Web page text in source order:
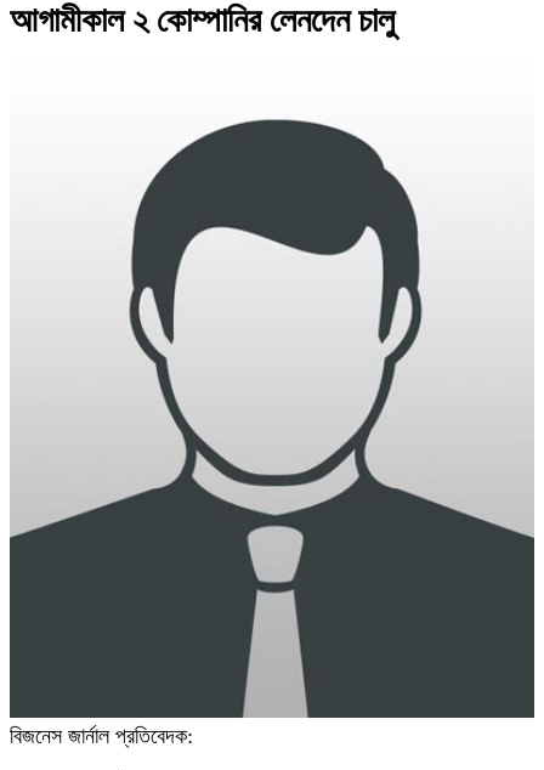
আগামীকাল ২ কোম্পানির লেনদেন চালু
বিজনেস জার্নাল প্রতিবেদক: